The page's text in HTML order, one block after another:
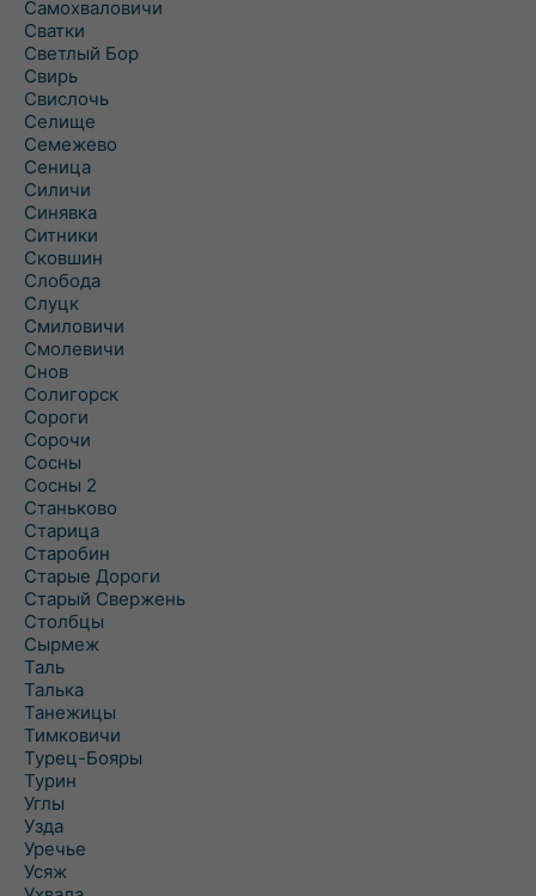
Самохваловичи
Сватки
Светлый Бор
Свирь
Свислочь
Селище
Семежево
Сеница
Силичи
Синявка
Ситники
Сковшин
Слобода
Слуцк
Смиловичи
Смолевичи
Снов
Солигорск
Сороги
Сорочи
Сосны
Сосны 2
Станьково
Старица
Старобин
Старые Дороги
Старый Свержень
Столбцы
Сырмеж
Таль
Талька
Танежицы
Тимковичи
Турец-Бояры
Турин
Углы
Узда
Уречье
Усяж